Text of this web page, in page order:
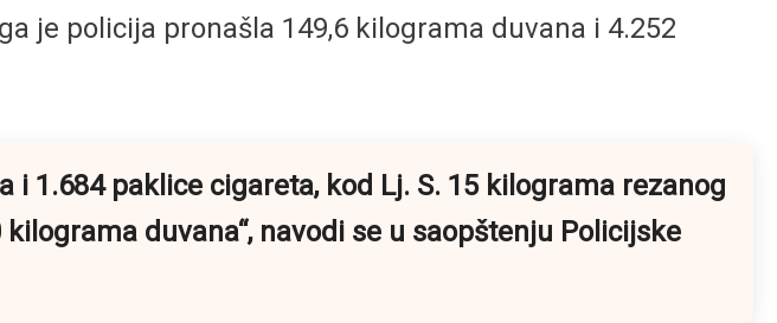
je policija pronašla 149,6 kilograma duvana i 4.252
1.684 paklice cigareta, kod Lj. S. 15 kilograma rezanog
duvana“, navodi se u saopštenju Policijske